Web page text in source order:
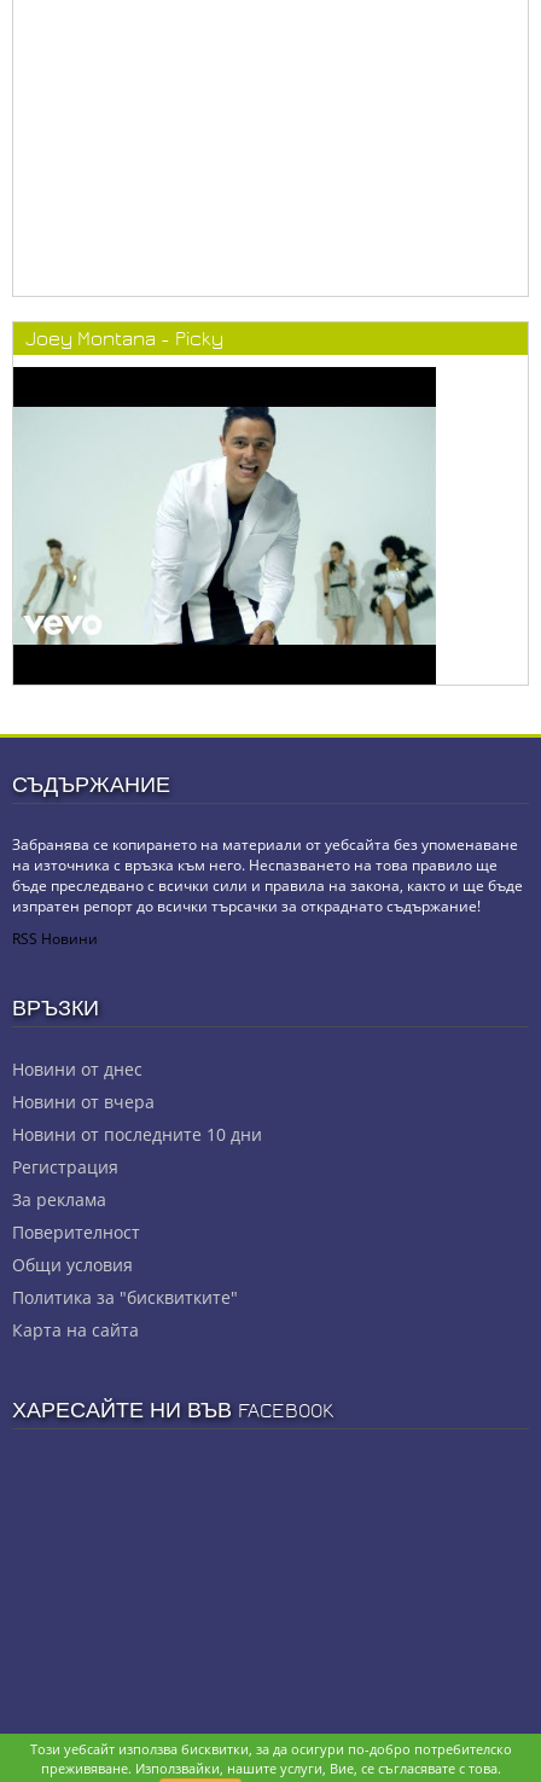
Joey Montana - Picky
СЪДЪРЖАНИЕ
Забранява се копирането на материали от уебсайта без упоменаване
на източника с връзка към него. Неспазването на това правило ще
бъде преследвано с всички сили и правила на закона, както и ще бъде
изпратен репорт до всички търсачки за откраднато съдържание!
RSS Новини
ВРЪЗКИ
Новини от днес
Новини от вчера
Новини от последните 10 дни
Регистрация
За реклама
Πoвepитeлнocт
Общи условия
Политика за "бисквитките"
Карта на сайта
ХАРЕСАЙТЕ НИ ВЪВ FACEBOOK
© stz24.com. Developed byBPage CMS.
Този уебсайт използва бисквитки, за да осигури по-добро потребителско
преживяване. Използвайки, нашите услуги, Вие, се съгласявате с това.